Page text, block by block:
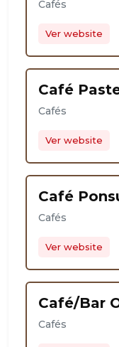
Cafés
Ver website
Café
Cafés
Ver website
Café
Cafés
Ver website
Café/Bar
Cafés